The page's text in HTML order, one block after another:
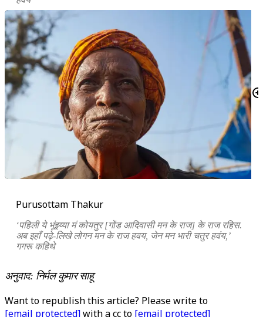
Purusottam Thakur
‘पहिली ये भूंइय्या मं कोयतुर [गोंड आदिवासी मन के राज] के राज रहिस.
अब इहाँ पढ़े-लिखे लोगन मन के राज हवय, जेन मन भारी चतुर हवंय,’
गगरू कहिथे
अनुवाद: निर्मल कुमार साहू
Want to republish this article? Please write to
[email protected]with a cc to [email protected]